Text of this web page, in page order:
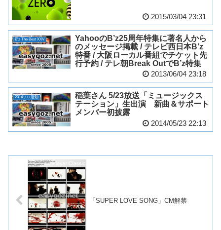
2015/03/04 23:31
B'z The Best XXV
YahooのB’z25周年特集に著名人から
のメッセージ掲載 / テレビ西日本B’z
特番 / 大阪ローカル番組でチケット先
行予約 / テレ朝Break OutでB’z特集
2013/06/04 23:18
2014ソロ活動
稲葉さん 5/23放送「ミュージックス
テーション」生出演 新曲＆サポート
メンバー初披露
2014/05/23 22:13
「SUPER LOVE SONG」CM解禁